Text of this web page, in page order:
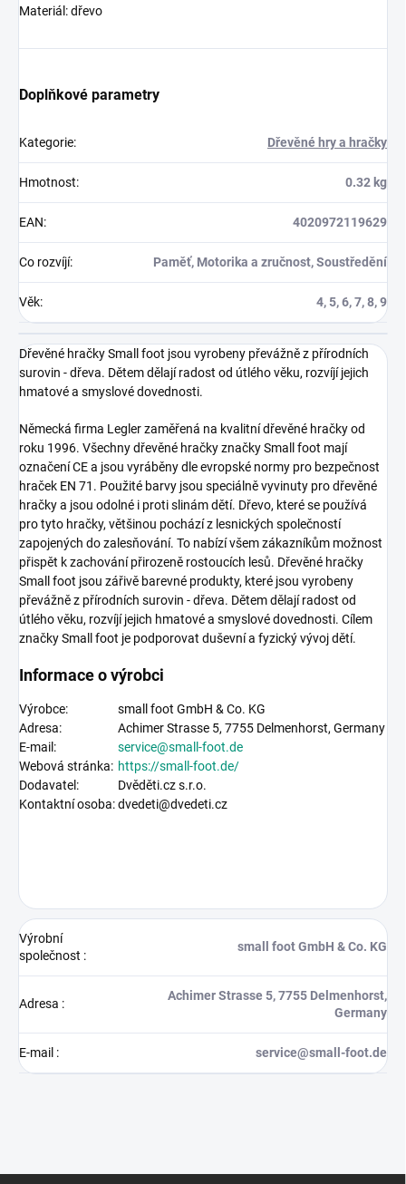
Materiál: dřevo
Doplňkové parametry
Kategorie: Dřevěné hry a hračky
Hmotnost: 0.32 kg
EAN: 4020972119629
Co rozvíjí: Paměť, Motorika a zručnost, Soustředění
Věk: 4, 5, 6, 7, 8, 9
Dřevěné hračky Small foot jsou vyrobeny převážně z přírodních
surovin - dřeva. Dětem dělají radost od útlého věku, rozvíjí jejich
hmatové a smyslové dovednosti.
Německá firma Legler zaměřená na kvalitní dřevěné hračky od
roku 1996. Všechny dřevěné hračky značky Small foot mají
označení CE a jsou vyráběny dle evropské normy pro bezpečnost
hraček EN 71. Použité barvy jsou speciálně vyvinuty pro dřevěné
hračky a jsou odolné i proti slinám dětí. Dřevo, které se používá
pro tyto hračky, většinou pochází z lesnických společností
zapojených do zalesňování. To nabízí všem zákazníkům možnost
přispět k zachování přirozeně rostoucích lesů. Dřevěné hračky
Small foot jsou zářivě barevné produkty, které jsou vyrobeny
převážně z přírodních surovin - dřeva. Dětem dělají radost od
útlého věku, rozvíjí jejich hmatové a smyslové dovednosti. Cílem
značky Small foot je podporovat duševní a fyzický vývoj dětí.
Informace o výrobci
Výrobce:
small foot GmbH & Co. KG
Adresa:
Achimer Strasse 5, 7755 Delmenhorst, Germany
E-mail:
service@small-foot.de
Webová stránka: https://small-foot.de/
Dodavatel:
Dvěděti.cz s.r.o.
Kontaktní osoba:dvedeti@dvedeti.cz
Výrobní
společnost :
small foot GmbH & Co. KG
Adresa :
Achimer Strasse 5, 7755 Delmenhorst,
Germany
E-mail : service@small-foot.de